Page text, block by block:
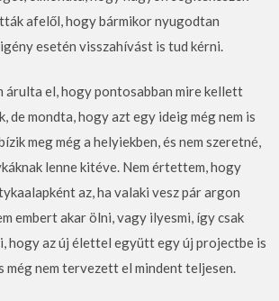
afelől, hogy bármikor nyugodtan
esetén visszahívást is tud kérni.
árulta el, hogy pontosabban mire kellett
de mondta, hogy azt egy ideig még nem is
meg még a helyiekben, és nem szeretné,
lenne kitéve. Nem értettem, hogy
az, ha valaki vesz pár argon
embert akar ölni, vagy ilyesmi, így csak
hogy az új élettel együtt egy új projectbe is
még nem tervezett el mindent teljesen.